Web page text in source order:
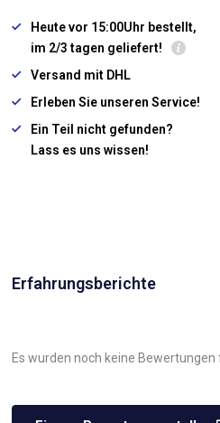
Heute vor 15:00Uhr bestellt,
im 2/3 tagen geliefert!
Versand mit DHL
Erleben Sie unseren Service!
Ein Teil nicht gefunden?
Lass es uns wissen!
Erfahrungsberichte
Es wurden noch keine